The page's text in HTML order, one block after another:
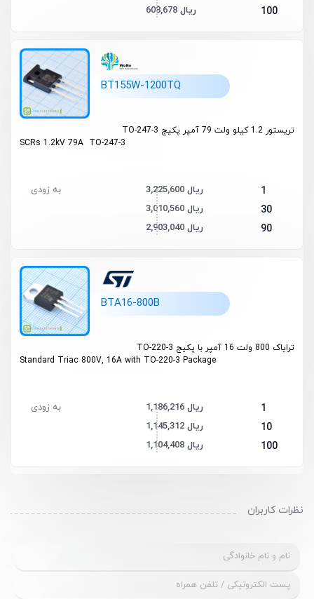
100 608,678 ریال
BT155W-1200TQ
تریستور 1.2 کیلو ولت 79 آمپر پکیج TO-247-3
SCRs 1.2kV 79A TO-247-3
1 3,225,600 ریال
30 3,010,560 ریال
90 2,903,040 ریال
به زودی
BTA16-800B
ترایاک 800 ولت 16 آمپر با پکیج TO-220-3
Standard Triac 800V, 16A with TO-220-3 Package
1 1,186,216 ریال
10 1,145,312 ریال
100 1,104,408 ریال
به زودی
نظرات کاربران